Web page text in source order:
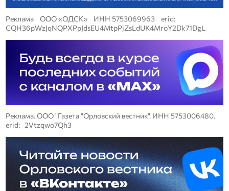
Реклама ООО «ОДСК» ИНН 5753069963 erid:
CQH36pWzJqNQPXPpJdsEU4MtpPjZsLdUK4MroY2Dk71DgL
Реклама. ООО "Газета "Орловский вестник". ИНН 5753006480.
erid: 2Vtzqwo7Qh3